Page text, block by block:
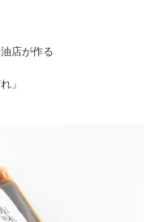
店が作る
」